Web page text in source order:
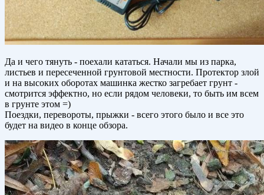
Да и чего тянуть - поехали кататься. Начали мы из парка,
листьев и пересеченной грунтовой местности. Протектор злой
и на высоких оборотах машинка жестко загребает грунт -
смотрится эффектно, но если рядом человеки, то быть им всем
в грунте этом =)
Поездки, перевороты, прыжки - всего этого было и все это
будет на видео в конце обзора.